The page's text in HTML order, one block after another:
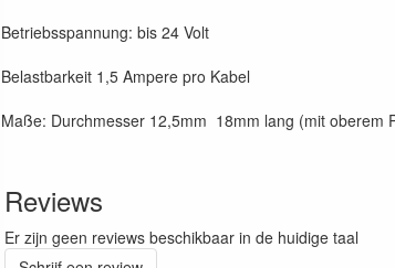
Betriebsspannung: bis 24 Volt
Belastbarkeit 1,5 Ampere pro Kabel
Maße: Durchmesser 12,5mm 18mm lang (mit oberem
Reviews
Er zijn geen reviews beschikbaar in de huidige taal